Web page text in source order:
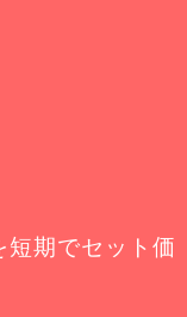
期でセット価